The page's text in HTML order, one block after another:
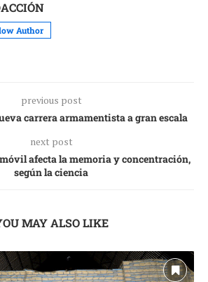
Author
previous post
carrera armamentista a gran escala
next post
afecta la memoria y concentración,
según la ciencia
MAY ALSO LIKE